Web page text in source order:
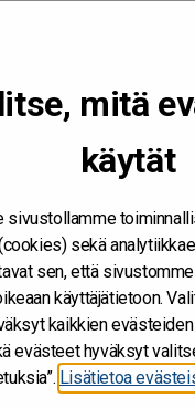
mitä
käytät
sivustollamme
sekä
sen, että
käyttäjätietoon.
kaikkien
evästeet hyväksyt
Lisätietoa
#töissäSuomelle
kestävän kehityksen
ja